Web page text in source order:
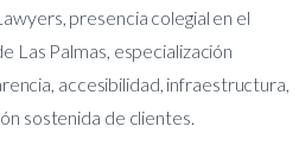
presencia colegial en el
Las Palmas, especialización
accesibilidad, infraestructura,
sostenida de clientes.